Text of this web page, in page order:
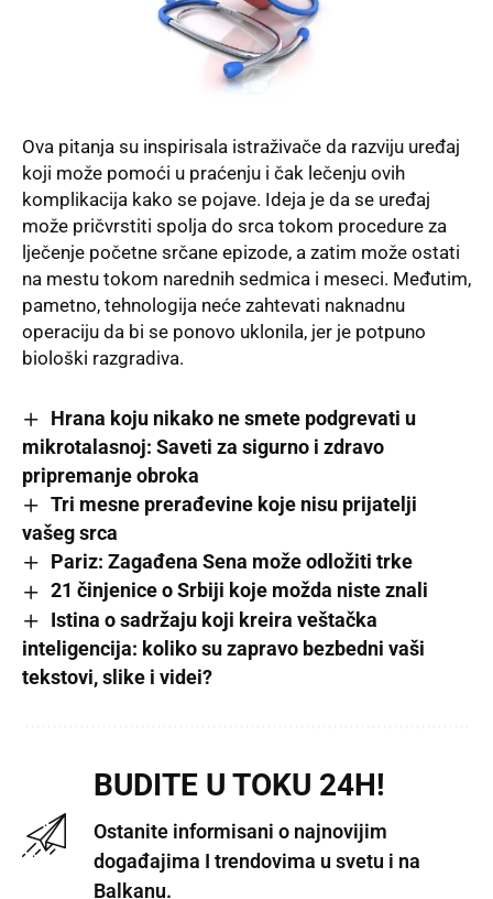
Ova pitanja su inspirisala istraživače da razviju uređaj
koji može pomoći u praćenju i čak lečenju ovih
komplikacija kako se pojave. Ideja je da se uređaj
može pričvrstiti spolja do srca tokom procedure za
lječenje početne srčane epizode, a zatim može ostati
na mestu tokom narednih sedmica i meseci. Međutim,
pametno, tehnologija neće zahtevati naknadnu
operaciju da bi se ponovo uklonila, jer je potpuno
biološki razgradiva.
Hrana koju nikako ne smete podgrevati u
mikrotalasnoj: Saveti za sigurno i zdravo
pripremanje obroka
Tri mesne prerađevine koje nisu prijatelji
vašeg srca
Pariz: Zagađena Sena može odložiti trke
21 činjenice o Srbiji koje možda niste znali
Istina o sadržaju koji kreira veštačka
inteligencija: koliko su zapravo bezbedni vaši
tekstovi, slike i videi?
BUDITE U TOKU 24H!
Ostanite informisani o najnovijim
događajima I trendovima u svetu i na
Balkanu.